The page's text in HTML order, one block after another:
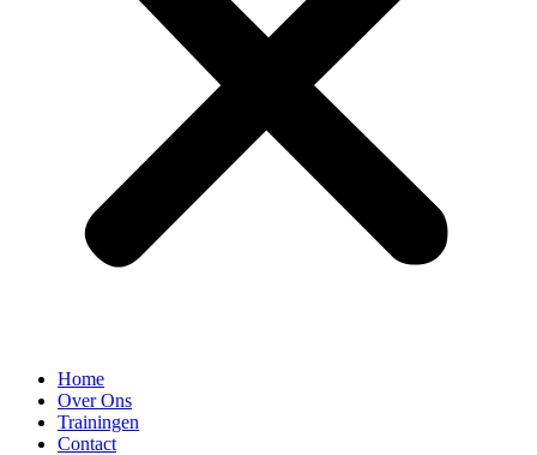
Home
Over Ons
Trainingen
Contact